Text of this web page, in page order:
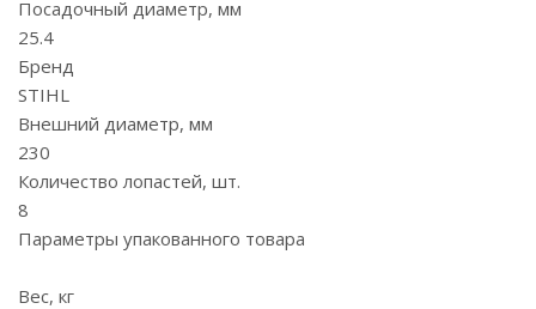
Посадочный диаметр, мм
25.4
Бренд
STIHL
Внешний диаметр, мм
230
Количество лопастей, шт.
8
Параметры упакованного товара
Вес, кг